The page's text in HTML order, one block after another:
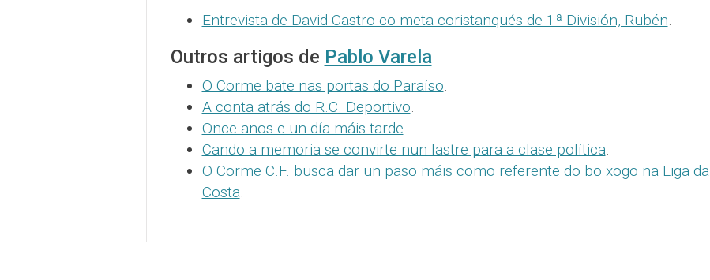
Entrevista de David Castro co meta coristanqués de 1ª División, Rubén.
Outros artigos de Pablo Varela
O Corme bate nas portas do Paraíso.
A conta atrás do R.C. Deportivo.
Once anos e un día máis tarde.
Cando a memoria se convirte nun lastre para a clase política.
O Corme C.F. busca dar un paso máis como referente do bo xogo na Liga da
Costa.